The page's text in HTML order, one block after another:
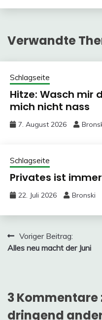
Verwandte
Schlagseite
Hitze: Wasch mir
mich nicht nass
7. August 2026
Schlagseite
Privates ist
22. Juli 2026 Bronski
Voriger Beitrag:
Alles neu macht der Juni
3 Kommentare
dringend